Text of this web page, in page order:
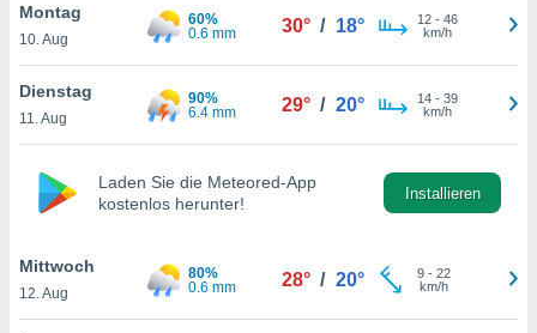
finden
. Sie
jederzeit
Sie
Montag
10. Aug
60%
0.6 mm
30° / 18° 12- 46
km/h
Dienstag
11. Aug
90%
6.4 mm
29° / 20° 14- 39
km/h
Laden Sie die Meteored-App
kostenlos herunter!
Installieren
Mittwoch
12. Aug
80%
0.6 mm
28° / 20° 9- 22
km/h